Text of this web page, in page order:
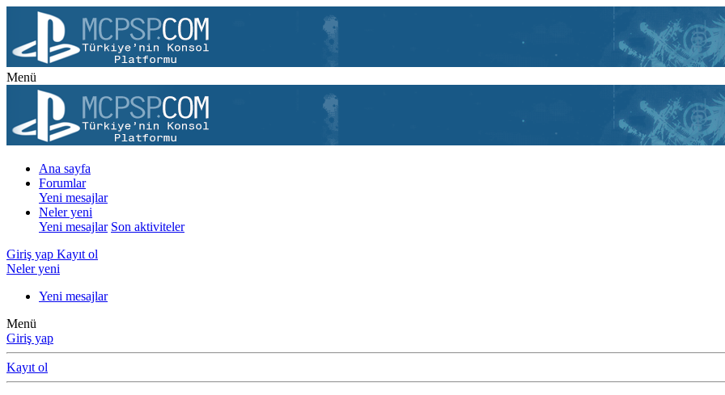
Menü
Ana sayfa
Forumlar
Yeni mesajlar
Neler yeni
Yeni mesajlar Son aktiviteler
Giriş yap Kayıt ol
Neler yeni
Yeni mesajlar
Menü
Giriş yap
Kayıt ol